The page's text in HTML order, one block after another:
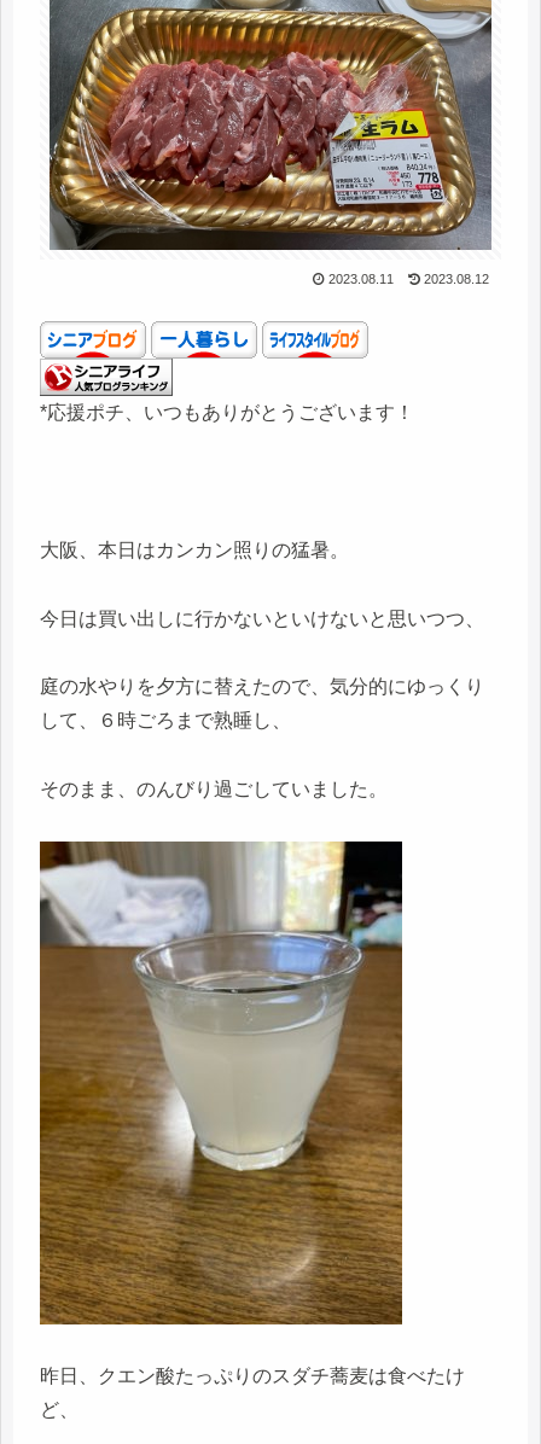
2023.08.11 2023.08.12
*応援ポチ、いつもありがとうございます！
大阪、本日はカンカン照りの猛暑。
今日は買い出しに行かないといけないと思いつつ、
庭の水やりを夕方に替えたので、気分的にゆっくり
して、６時ごろまで熟睡し、
そのまま、のんびり過ごしていました。
昨日、クエン酸たっぷりのスダチ蕎麦は食べたけ
ど、